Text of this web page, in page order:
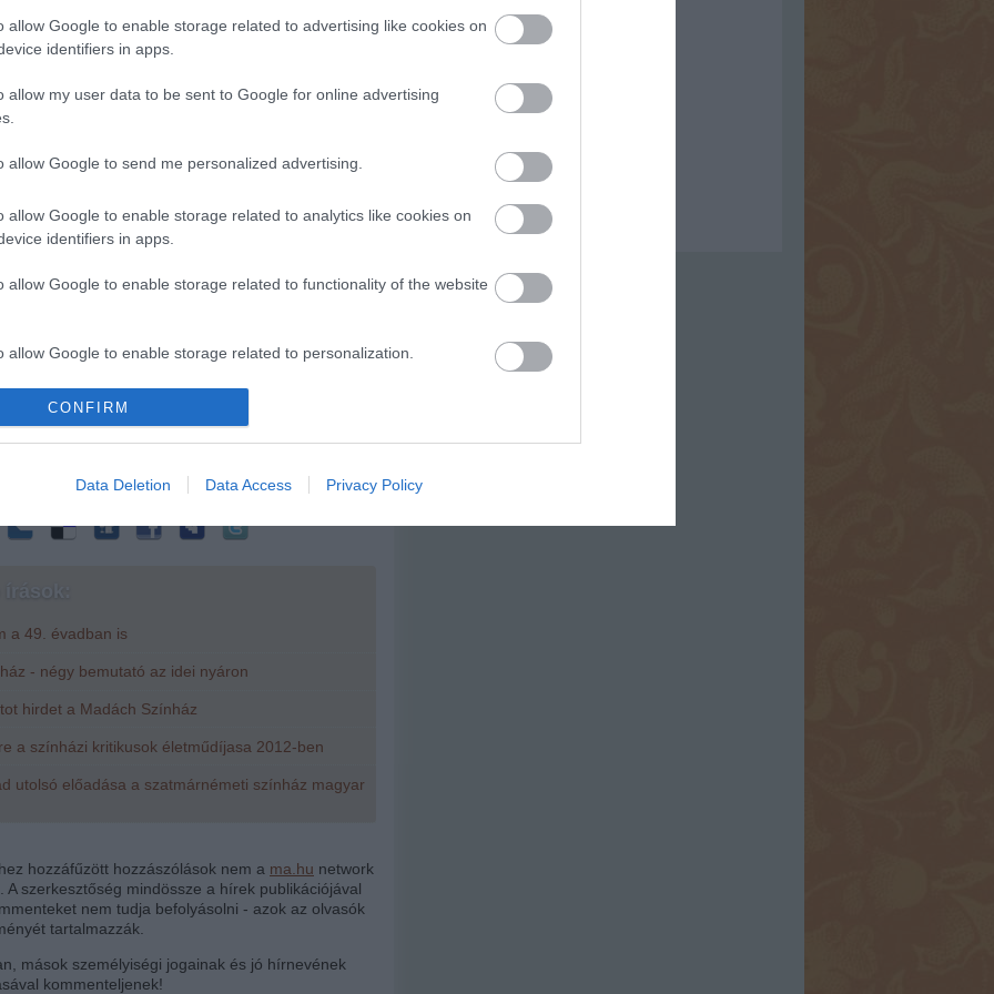
allow Google to enable storage related to advertising like cookies on
identifiers in apps.
allow my user data to be sent to Google for online advertising
allow Google to send me personalized advertising.
allow Google to enable storage related to analytics like cookies on
identifiers in apps.
allow Google to enable storage related to functionality of the website
allow Google to enable storage related to personalization.
allow Google to enable storage related to security, including
functionality and fraud prevention, and other user protection.
CONFIRM
Data Deletion Data Access Privacy Policy
is rendeznek: a június 24-én neves rendezők,
és dramaturgok beszélgetnek magyar színház
Bicskei Zsuzsa színművész színésztréninget tart
születésének századik évfordulója alkalmából
Múzeum és Intézet. A Művészetek
június 22-én nyíló tárlaton a legendás
családi okiratait, levelezésének egyes
megfelelően idén is látható lesz a Napról napra
könyvbemutatókkal, zenés műsorokkal,
valamint népművészeti vásárral és
várják a nemcsak a színház iránt
a 49. évadban is
- négy bemutató az idei nyáron
hirdet a Madách Színház
a színházi kritikusok életműdíjasa 2012-ben
utolsó előadása a szatmárnémeti színház magyar
hozzáfűzött hozzászólások nem a ma.hu network
A szerkesztőség mindössze a hírek publikációjával
nem tudja befolyásolni - azok az olvasók
tartalmazzák.
mások személyiségi jogainak és jó hírnevének
kommenteljenek!